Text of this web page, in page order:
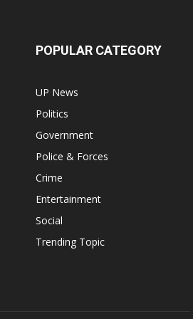
POPULAR CATEGORY
UP News
Politics
Government
Police & Forces
Crime
Entertainment
Social
Trending Topic